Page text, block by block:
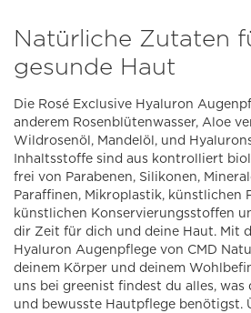
Natürliche Zutaten
gesunde Haut
Die Rosé Exclusive Hyaluron
anderem Rosenblütenwasser, Aloe
Wildrosenöl, Mandelöl, und
Inhaltsstoffe sind aus kontrolliert
frei von Parabenen, Silikonen,
Paraffinen, Mikroplastik, künstlichen
künstlichen Konservierungsstoffen
dir Zeit für dich und deine Haut. Mit
Hyaluron Augenpflege von CMD
deinem Körper und deinem
uns bei greenist findest du alles,
und bewusste Hautpflege benötigst.